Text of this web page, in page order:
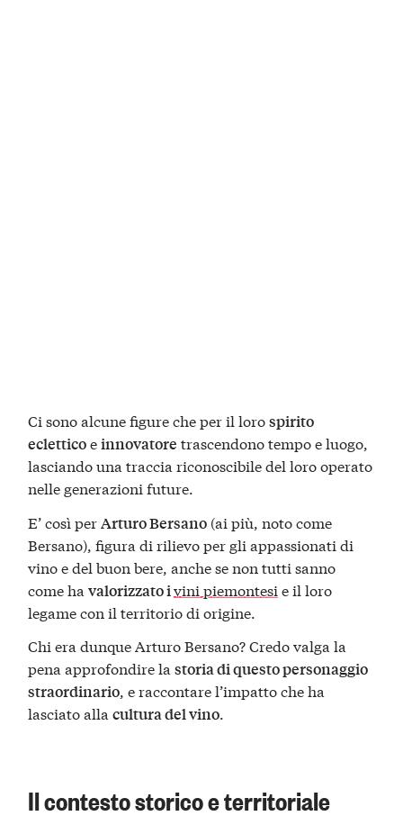
Ci sono alcune figure che per il lorospirito
ecletticoeinnovatore trascendono tempo e luogo,
lasciando una traccia riconoscibile del loro operato
nelle generazioni future.
E’ così perArturo Bersano (ai più, noto come
Bersano), figura di rilievo per gli appassionati di
vino e del buon bere, anche se non tutti sanno
come havalorizzato ivini piemontesi e il loro
legame con il territorio di origine.
Chi era dunque Arturo Bersano? Credo valga la
pena approfondire lastoria di questo personaggio
straordinario, e raccontare l’impatto che ha
lasciato allacultura del vino.
Il contesto storico e territoriale